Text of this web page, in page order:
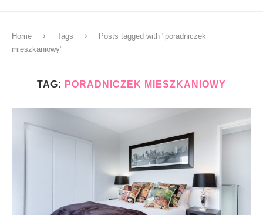
Home Tags
Posts tagged with "poradniczek
mieszkaniowy"
TAG: PORADNICZEK MIESZKANIOWY